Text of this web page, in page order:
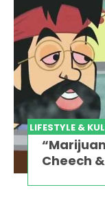
LIFESTYLE &
Cheech